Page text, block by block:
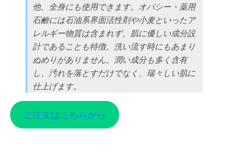
他、全身にも使用できます。オパシー・薬用
石鹸には石油系界面活性剤や小麦といったア
レルギー物質は含まれず、肌に優しい成分設
計であることも特徴。洗い流す時にもあまり
ぬめりがありません。潤い成分も多く含有
し、汚れを落とすだけでなく、瑞々しい肌に
仕上げます。
ご注文はこちらから